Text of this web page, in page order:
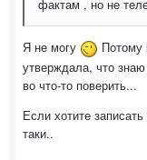
фактам , но не
Я не могу
Потому
утверждала, что
во что-то поверить...
Если хотите
таки..